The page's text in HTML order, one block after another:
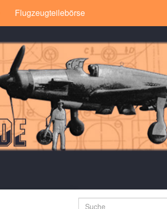
Flugzeugteilebörse
Suche